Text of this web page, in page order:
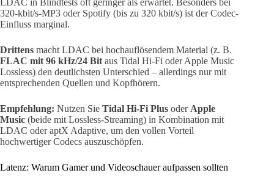
320-kbit/s-MP3 oder Spotify (bis zu 320 kbit/s) ist der Codec-
Einfluss marginal.
Drittens macht LDAC bei hochauflösendem Material (z. B.
FLAC mit 96 kHz/24 Bit aus Tidal Hi-Fi oder Apple Music
Lossless) den deutlichsten Unterschied – allerdings nur mit
entsprechenden Quellen und Kopfhörern.
Empfehlung: Nutzen Sie Tidal Hi-Fi Plus oder Apple
Music (beide mit Lossless-Streaming) in Kombination mit
LDAC oder aptX Adaptive, um den vollen Vorteil
hochwertiger Codecs auszuschöpfen.
Latenz: Warum Gamer und Videoschauer aufpassen sollten